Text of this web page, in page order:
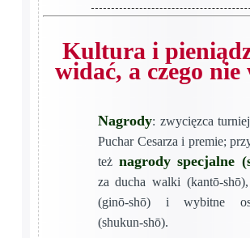
Kultura i
widać, a czego nie
Nagrody: zwycięzca
Puchar Cesarza i premie;
też nagrody specjalne
za ducha walki (kantō-
(ginō-shō) i wybitne
(shukun-shō).